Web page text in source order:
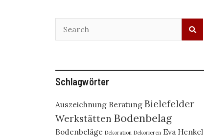
Schlagwörter
Auszeichnung Beratung Bielefelder
Werkstätten Bodenbelag
Bodenbeläge Dekoration Dekorieren Eva Henkel